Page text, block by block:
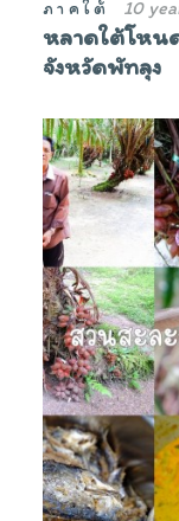
ภาคใต้ 10
หลาดใต้โหน
จังหวัดพัทลุง